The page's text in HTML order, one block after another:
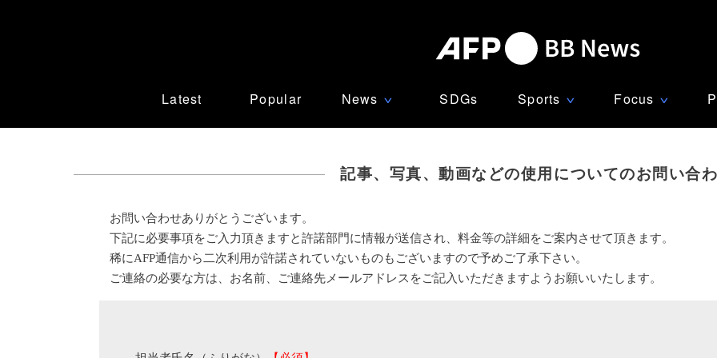
Latest Popular News ∨ SDGs Sports ∨ Focus ∨
記事、写真、動画などの使用についてのお問い合
お問い合わせありがとうございます。
下記に必要事項をご入力頂きますと許諾部門に情報が送信され、料金等の詳細をご案内させて頂きます。
稀にAFP通信から二次利用が許諾されていないものもございますので予めご了承下さい。
ご連絡の必要な方は、お名前、ご連絡先メールアドレスをご記入いただきますようお願いいたします。